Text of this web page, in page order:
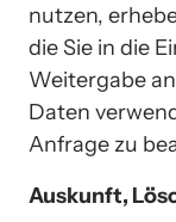
nutzen,
die Sie in die
Weitergabe
Daten
Anfrage zu
Auskunft,